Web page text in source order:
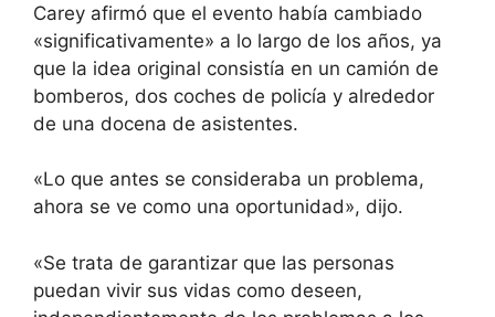
Carey afirmó que el evento había cambiado
«significativamente» a lo largo de los años, ya
que la idea original consistía en un camión de
bomberos, dos coches de policía y alrededor
de una docena de asistentes.
«Lo que antes se consideraba un problema,
ahora se ve como una oportunidad», dijo.
«Se trata de garantizar que las personas
puedan vivir sus vidas como deseen,